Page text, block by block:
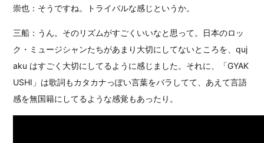
崇也：そうですね。トライバルな感じというか。
三船：うん。そのリズムがすごくいいなと思って。日本のロッ
ク・ミュージシャンたちがあまり大切にしてないところを、quj
aku はすごく大切にしてるように感じました。それに、「GYAK
USHI」は歌詞もカタカナっぽい言葉をバラしてて、あえて言語
感を無国籍にしてるような感覚もあったり。